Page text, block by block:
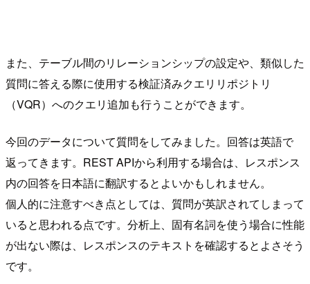
また、テーブル間のリレーションシップの設定や、類似した
質問に答える際に使用する検証済みクエリリポジトリ
（VQR）へのクエリ追加も行うことができます。
今回のデータについて質問をしてみました。回答は英語で
返ってきます。REST APIから利用する場合は、レスポンス
内の回答を日本語に翻訳するとよいかもしれません。
個人的に注意すべき点としては、質問が英訳されてしまって
いると思われる点です。分析上、固有名詞を使う場合に性能
が出ない際は、レスポンスのテキストを確認するとよさそう
です。